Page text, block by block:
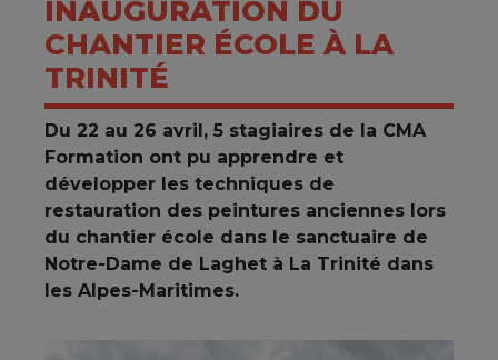
INAUGURATION DU
CHANTIER ÉCOLE À LA
TRINITÉ
Du 22 au 26 avril, 5 stagiaires de la CMA
Formation ont pu apprendre et
développer les techniques de
restauration des peintures anciennes lors
du chantier école dans le sanctuaire de
Notre-Dame de Laghet à La Trinité dans
les Alpes-Maritimes.